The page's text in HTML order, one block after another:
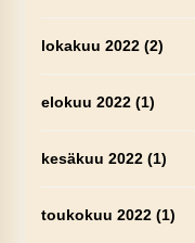
lokakuu 2022(2)
elokuu 2022(1)
kesäkuu 2022(1)
toukokuu 2022(1)